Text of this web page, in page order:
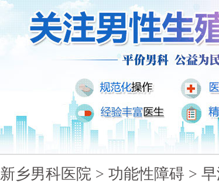
新乡男科医院 > 功能性障碍 >